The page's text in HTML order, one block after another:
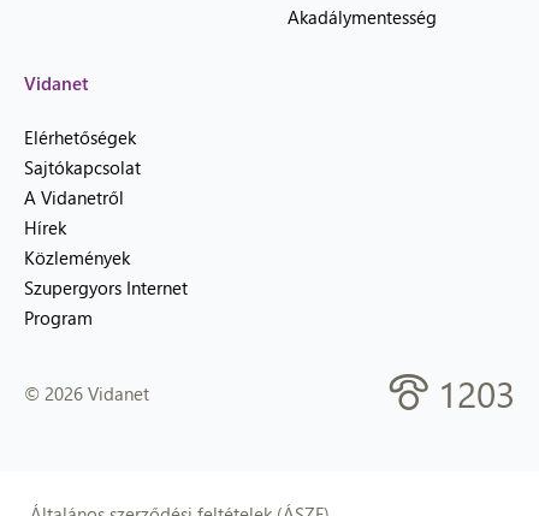
Akadálymentesség
Vidanet
Elérhetőségek
Sajtókapcsolat
A Vidanetről
Hírek
Közlemények
Szupergyors Internet
Program
© 2026 Vidanet 1203